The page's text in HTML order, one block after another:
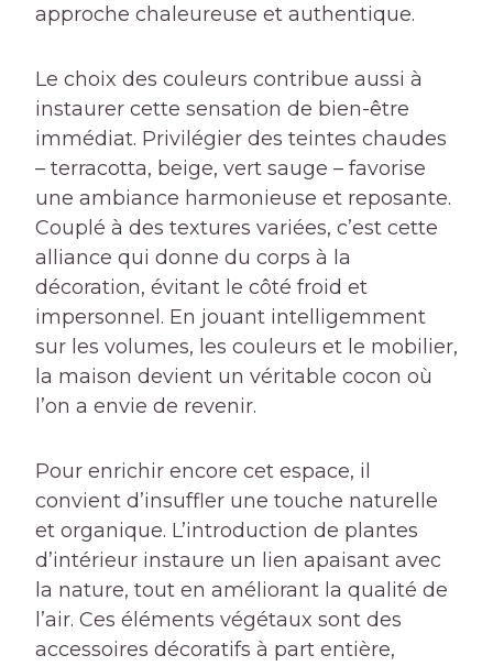
approche chaleureuse et authentique.
Le choix des couleurs contribue aussi à
instaurer cette sensation de bien-être
immédiat. Privilégier des teintes chaudes
– terracotta, beige, vert sauge – favorise
une ambiance harmonieuse et reposante.
Couplé à des textures variées, c’est cette
alliance qui donne du corps à la
décoration, évitant le côté froid et
impersonnel. En jouant intelligemment
sur les volumes, les couleurs et le mobilier,
la maison devient un véritable cocon où
l’on a envie de revenir.
Pour enrichir encore cet espace, il
convient d’insuffler une touche naturelle
et organique. L’introduction de plantes
d’intérieur instaure un lien apaisant avec
la nature, tout en améliorant la qualité de
l’air. Ces éléments végétaux sont des
accessoires décoratifs à part entière,